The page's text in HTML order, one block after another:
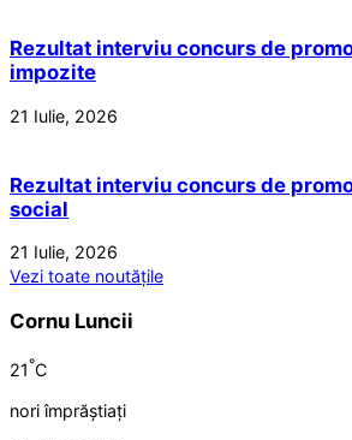
Rezultat interviu concurs de
impozite
21 Iulie, 2026
Rezultat interviu concurs de
social
21 Iulie, 2026
Vezi toate noutățile
Cornu Luncii
21°C
nori împrăștiați